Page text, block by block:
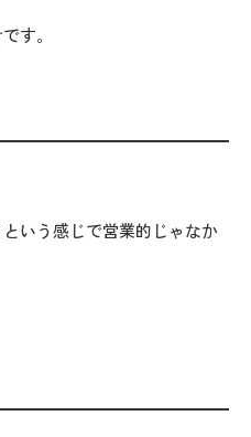
す。
いう感じで営業的じゃなか